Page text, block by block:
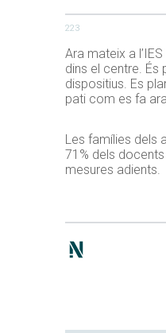
223
Ara mateix a
dins el centre. És
dispositius. Es
pati com es fa
Les famílies dels
71% dels
mesures adients.